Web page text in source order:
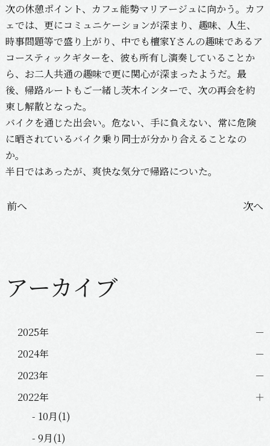
次の休憩ポイント、カフェ能勢マリアージュに向かう。カフ
ェでは、更にコミュニケーションが深まり、趣味、人生、
時事問題等で盛り上がり、中でも檀家Yさんの趣味であるア
コースティックギターを、彼も所有し演奏していることか
ら、お二人共通の趣味で更に関心が深まったようだ。最
後、帰路ルートもご一緒し茨木インターで、次の再会を約
束し解散となった。
バイクを通じた出会い。危ない、手に負えない、常に危険
に晒されているバイク乗り同士が分かり合えることなの
か。
半日ではあったが、爽快な気分で帰路についた。
投
ー
シ
前へ 次へ
アーカイブ
2025年
2024年
2023年
2022年
- 10月(1)
- 9月(1)